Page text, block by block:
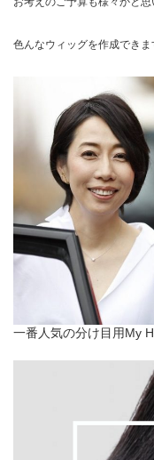
色んなウィッグを作成できま
一番人気の分け目用My